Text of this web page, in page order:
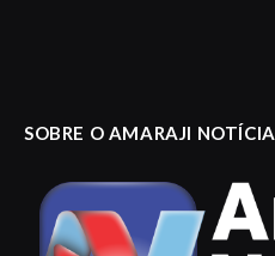
SOBRE O AMARAJI NOTÍCIA